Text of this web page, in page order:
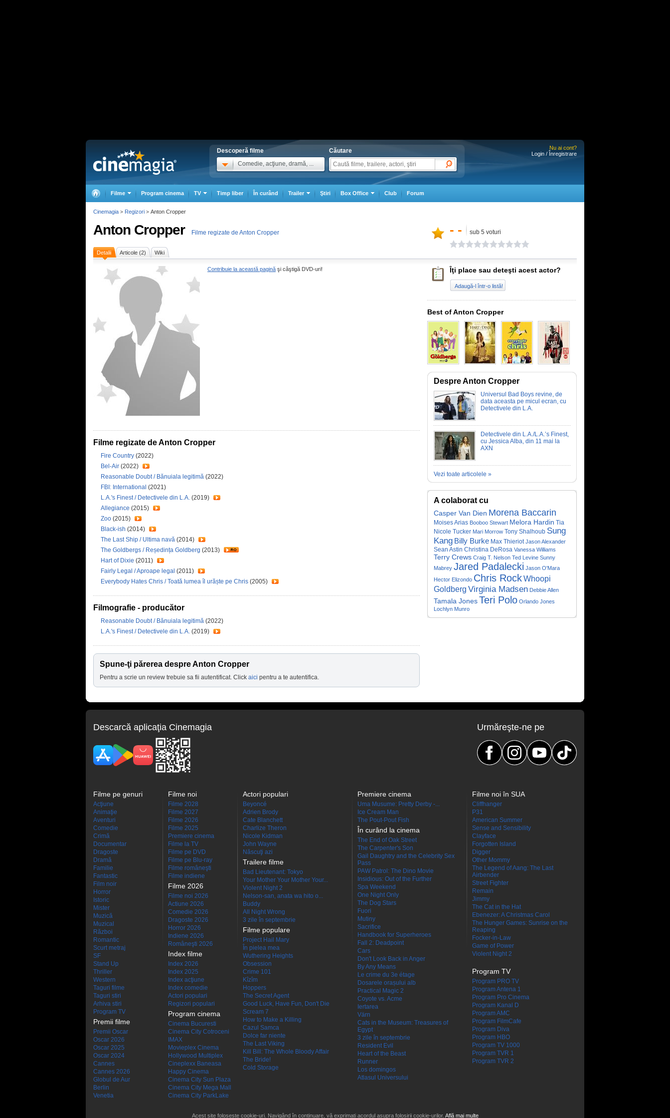
Descoperă filme
Comedie, acţiune, dramă, ...
Căutare
Nu ai cont?
Login / Înregistrare
Filme Program cinema TV Timp liber În curând Trailer Ştiri Box Office Club Forum
Anton Cropper Filme regizate de Anton Cropper - - sub 5 voturi
Detalii Articole (2) Wiki
Contribuie la această pagină şi câştigă DVD-uri!
Filme regizate de Anton Cropper
Fire Country (2022)
Bel-Air (2022)
Reasonable Doubt / Bănuiala legitimă (2022)
FBI: International (2021)
L.A.'s Finest / Detectivele din L.A. (2019)
Allegiance (2015)
Zoo (2015)
Black-ish (2014)
The Last Ship / Ultima navă (2014)
The Goldbergs / Reședința Goldberg (2013)
Hart of Dixie (2011)
Fairly Legal / Aproape legal (2011)
Everybody Hates Chris / Toată lumea îl urăște pe Chris (2005)
Filmografie - producător
Reasonable Doubt / Bănuiala legitimă (2022)
L.A.'s Finest / Detectivele din L.A. (2019)
Spune-ţi părerea despre Anton Cropper
Pentru a scrie un review trebuie sa fii autentificat. Click aici pentru a te autentifica.
Îţi place sau deteşti acest actor?
Adaugă-l într-o listă!
Best of Anton Cropper
Despre Anton Cropper
Universul Bad Boys revine, de
data aceasta pe micul ecran, cu
Detectivele din L.A.
Detectivele din L.A./L.A.’s Finest,
cu Jessica Alba, din 11 mai la
AXN
Vezi toate articolele »
A colaborat cu
Casper Van Dien Morena Baccarin
Moises Arias Booboo Stewart Melora Hardin Tia
Nicole Tucker Mari Morrow Tony Shalhoub Sung
Kang Billy Burke Max Thieriot Jason Alexander
Sean Astin Christina DeRosa Vanessa Williams
Terry Crews Craig T. Nelson Ted Levine Sunny
Mabrey Jared Padalecki Jason O'Mara
Hector Elizondo Chris RockWhoopi
Goldberg Virginia Madsen Debbie Allen
Tamala Jones Teri Polo Orlando Jones
Lochlyn Munro
Cinemagia > Regizori > Anton Cropper
Descarcă aplicaţia Cinemagia Urmăreşte-ne pe
Filme pe genuri
Acţiune
Animaţie
Aventuri
Comedie
Crimă
Documentar
Dragoste
Dramă
Familie
Fantastic
Film noir
Horror
Istoric
Mister
Muzică
Muzical
Război
Romantic
Scurt metraj
SF
Stand Up
Thriller
Western
Taguri filme
Taguri stiri
Arhiva stiri
Program TV
Premii filme
Premii Oscar
Oscar 2026
Oscar 2025
Oscar 2024
Cannes
Cannes 2026
Globul de Aur
Berlin
Venetia
Filme noi
Filme 2028
Filme 2027
Filme 2026
Filme 2025
Premiere cinema
Filme la TV
Filme pe DVD
Filme pe Blu-ray
Filme româneşti
Filme indiene
Filme 2026
Filme noi 2026
Actiune 2026
Comedie 2026
Dragoste 2026
Horror 2026
Indiene 2026
Româneşti 2026
Index filme
Index 2026
Index 2025
Index acţiune
Index comedie
Actori populari
Regizori populari
Program cinema
Cinema Bucuresti
Cinema City Cotroceni
IMAX
Movieplex Cinema
Hollywood Multiplex
Cineplexx Baneasa
Happy Cinema
Cinema City Sun Plaza
Cinema City Mega Mall
Cinema City ParkLake
Actori populari
Beyoncé
Adrien Brody
Cate Blanchett
Charlize Theron
Nicole Kidman
John Wayne
Născuţi azi
Trailere filme
Bad Lieutenant: Tokyo
Your Mother Your Mother Your...
Violent Night 2
Nelson-san, anata wa hito o...
Buddy
All Night Wrong
3 zile în septembrie
Filme populare
Project Hail Mary
În pielea mea
Wuthering Heights
Obsession
Crime 101
Kîzîm
Hoppers
The Secret Agent
Good Luck, Have Fun, Don't Die
Scream 7
How to Make a Killing
Cazul Samca
Dolce far niente
The Last Viking
Kill Bill: The Whole Bloody Affair
The Bride!
Cold Storage
Premiere cinema
Uma Musume: Pretty Derby -...
Ice Cream Man
The Pout-Pout Fish
În curând la cinema
The End of Oak Street
The Carpenter's Son
Gail Daughtry and the Celebrity Sex
Pass
PAW Patrol: The Dino Movie
Insidious: Out of the Further
Spa Weekend
One Night Only
The Dog Stars
Fuori
Mutiny
Sacrifice
Handbook for Superheroes
Fall 2: Deadpoint
Cars
Don't Look Back in Anger
By Any Means
Le crime du 3e étage
Dosarele orașului alb
Practical Magic 2
Coyote vs. Acme
Iertarea
Värn
Cats in the Museum: Treasures of
Egypt
3 zile în septembrie
Resident Evil
Heart of the Beast
Runner
Los domingos
Atlasul Universului
Filme noi în SUA
Cliffhanger
P31
American Summer
Sense and Sensibility
Clayface
Forgotten Island
Digger
Other Mommy
The Legend of Aang: The Last
Airbender
Street Fighter
Remain
Jimmy
The Cat in the Hat
Ebenezer: A Christmas Carol
The Hunger Games: Sunrise on the
Reaping
Focker-in-Law
Game of Power
Violent Night 2
Program TV
Program PRO TV
Program Antena 1
Program Pro Cinema
Program Kanal D
Program AMC
Program FilmCafe
Program Diva
Program HBO
Program TV 1000
Program TVR 1
Program TVR 2
Acest site folosește cookie-uri. Navigând în continuare, vă exprimați acordul asupra folosirii cookie-urilor. Află mai multe